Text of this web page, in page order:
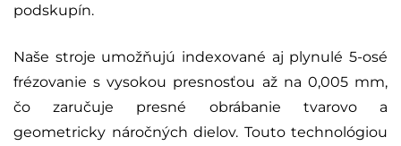
podskupín.
Naše stroje umožňujú indexované aj plynulé 5-osé
frézovanie s vysokou presnosťou až na 0,005 mm,
čo zaručuje presné obrábanie tvarovo a
geometricky náročných dielov. Touto technológiou